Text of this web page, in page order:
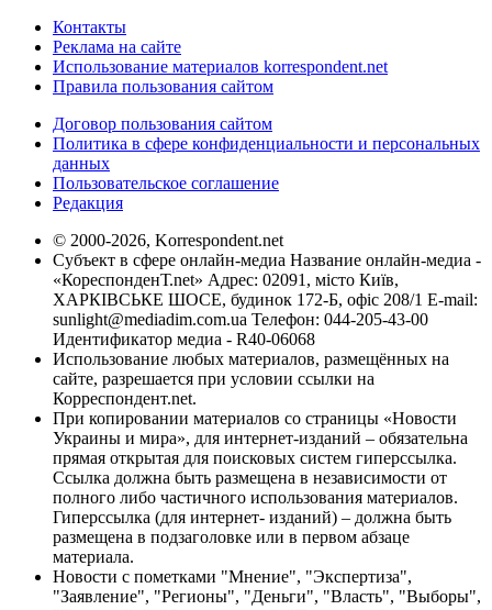
Контакты
Реклама на сайте
Использование материалов korrespondent.net
Правила пользования сайтом
Договор пользования сайтом
Политика в сфере конфиденциальности и персональных
данных
Пользовательское соглашение
Редакция
© 2000-2026, Korrespondent.net
Субъект в сфере онлайн-медиа Название онлайн-медиа -
«КореспонденТ.net» Адрес: 02091, місто Київ,
ХАРКІВСЬКЕ ШОСЕ, будинок 172-Б, офіс 208/1 E-mail:
sunlight@mediadim.com.ua Телефон: 044-205-43-00
Идентификатор медиа - R40-06068
Использование любых материалов, размещённых на
сайте, разрешается при условии ссылки на
Корреспондент.net.
При копировании материалов со страницы «Новости
Украины и мира», для интернет-изданий – обязательна
прямая открытая для поисковых систем гиперссылка.
Ссылка должна быть размещена в независимости от
полного либо частичного использования материалов.
Гиперссылка (для интернет- изданий) – должна быть
размещена в подзаголовке или в первом абзаце
материала.
Новости с пометками "Мнение", "Экспертиза",
"Заявление", "Регионы", "Деньги", "Власть", "Выборы",